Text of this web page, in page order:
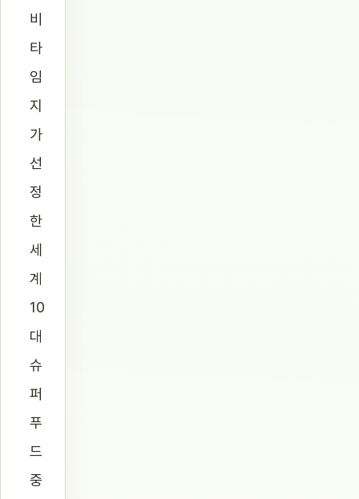
비
타
임
지
가
선
정
한
세
계
10
대
슈
퍼
푸
드
중